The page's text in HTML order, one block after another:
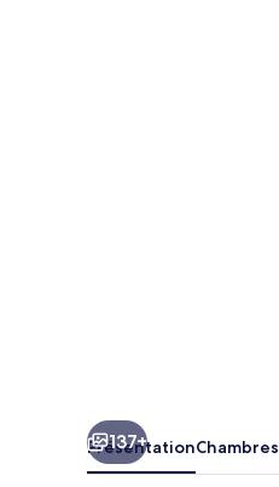
137+
PrésentationChambres